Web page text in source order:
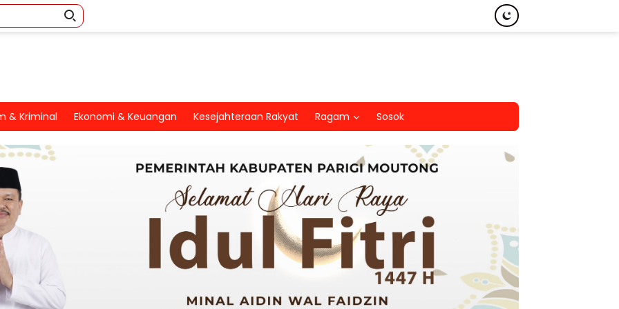
& Kriminal Ekonomi & Keuangan Kesejahteraan Rakyat Ragam Sosok